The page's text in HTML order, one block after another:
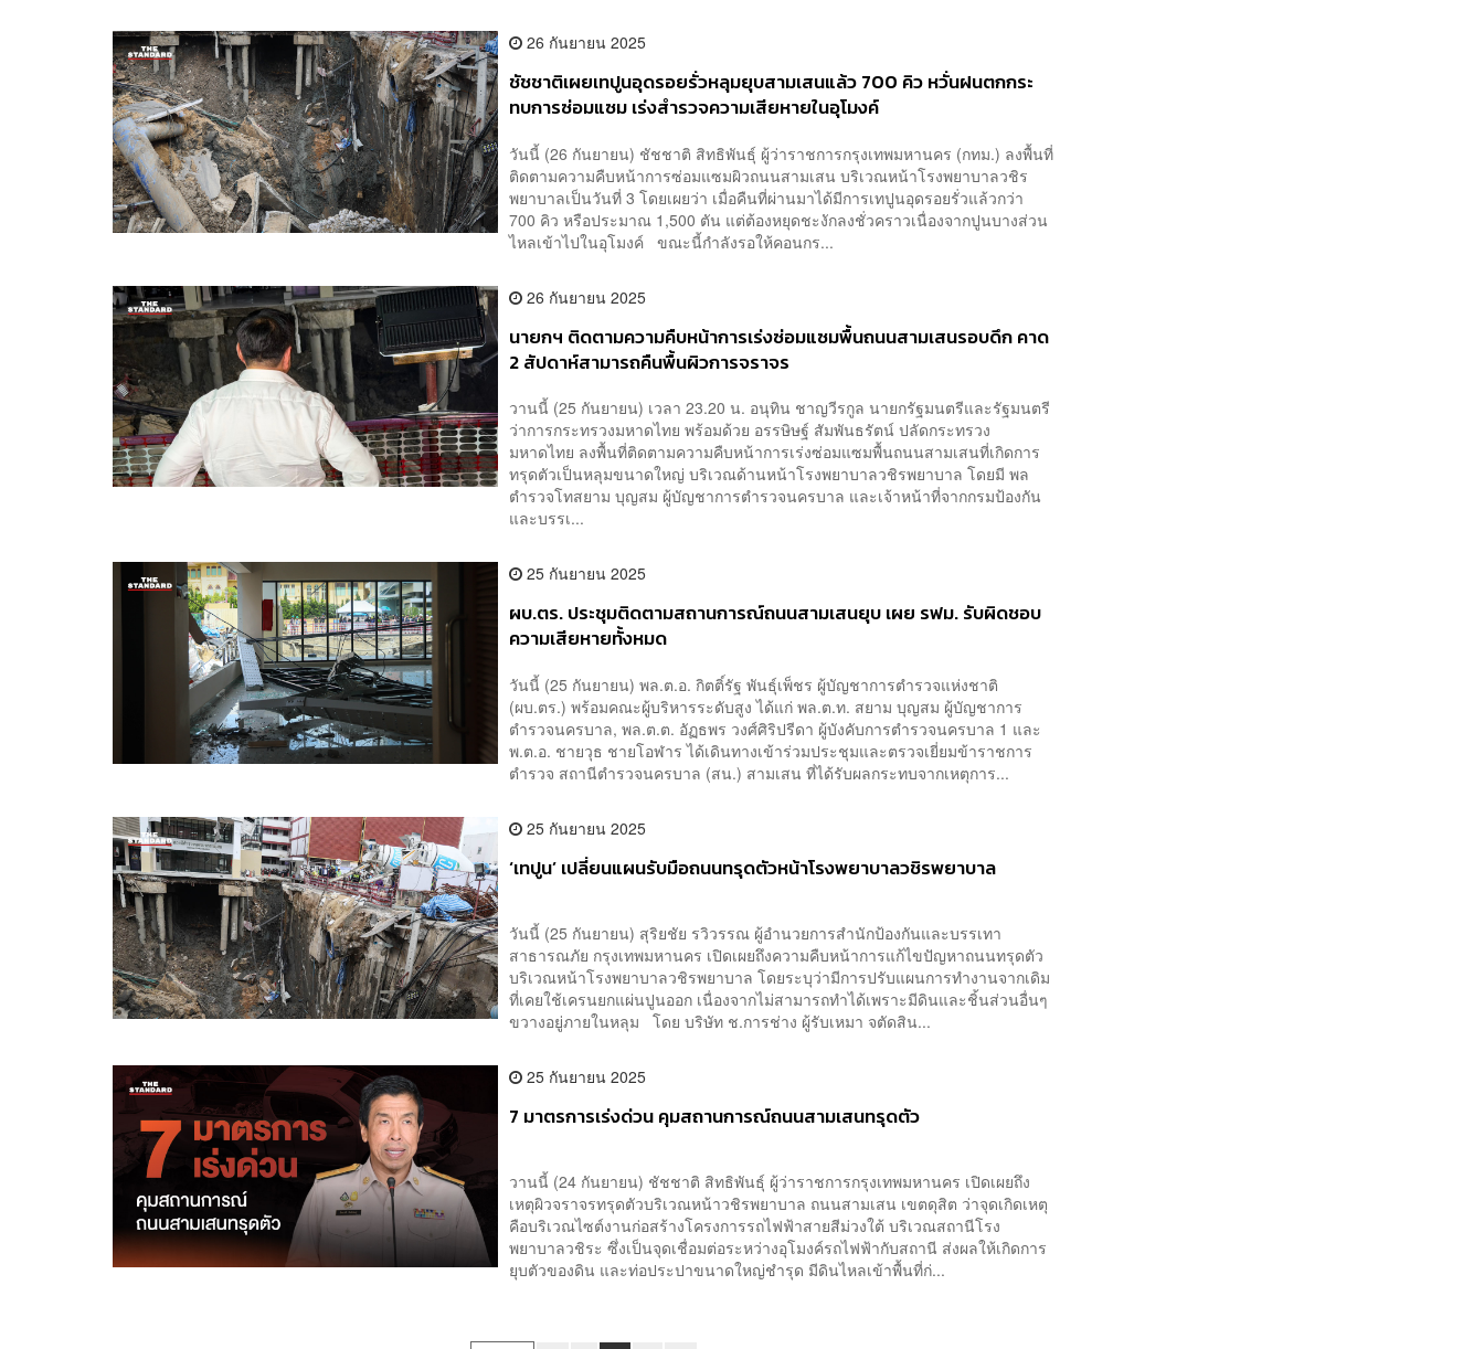
26 กันยายน 2025
ชัชชาติเผยเทปูนอุดรอยรั่วหลุมยุบสามเสนแล้ว 700 คิว หวั่นฝนตกกระ
ทบการซ่อมแซม เร่งสำรวจความเสียหายในอุโมงค์
วันนี้ (26 กันยายน) ชัชชาติ สิทธิพันธุ์ ผู้ว่าราชการกรุงเทพมหานคร (กทม.) ลงพื้นที่
ติดตามความคืบหน้าการซ่อมแซมผิวถนนสามเสน บริเวณหน้าโรงพยาบาลวชิร
พยาบาลเป็นวันที่ 3 โดยเผยว่า เมื่อคืนที่ผ่านมาได้มีการเทปูนอุดรอยรั่วแล้วกว่า
700 คิว หรือประมาณ 1,500 ตัน แต่ต้องหยุดชะงักลงชั่วคราวเนื่องจากปูนบางส่วน
ไหลเข้าไปในอุโมงค์ ขณะนี้กำลังรอให้คอนกร...
26 กันยายน 2025
นายกฯ ติดตามความคืบหน้าการเร่งซ่อมแซมพื้นถนนสามเสนรอบดึก คาด
2 สัปดาห์สามารถคืนพื้นผิวการจราจร
วานนี้ (25 กันยายน) เวลา 23.20 น. อนุทิน ชาญวีรกูล นายกรัฐมนตรีและรัฐมนตรี
ว่าการกระทรวงมหาดไทย พร้อมด้วย อรรษิษฐ์ สัมพันธรัตน์ ปลัดกระทรวง
มหาดไทย ลงพื้นที่ติดตามความคืบหน้าการเร่งซ่อมแซมพื้นถนนสามเสนที่เกิดการ
ทรุดตัวเป็นหลุมขนาดใหญ่ บริเวณด้านหน้าโรงพยาบาลวชิรพยาบาล โดยมี พล
ตำรวจโทสยาม บุญสม ผู้บัญชาการตำรวจนครบาล และเจ้าหน้าที่จากกรมป้องกัน
และบรรเ...
25 กันยายน 2025
ผบ.ตร. ประชุมติดตามสถานการณ์ถนนสามเสนยุบ เผย รฟม. รับผิดชอบ
ความเสียหายทั้งหมด
วันนี้ (25 กันยายน) พล.ต.อ. กิตติ์รัฐ พันธุ์เพ็ชร ผู้บัญชาการตำรวจแห่งชาติ
(ผบ.ตร.) พร้อมคณะผู้บริหารระดับสูง ได้แก่ พล.ต.ท. สยาม บุญสม ผู้บัญชาการ
ตำรวจนครบาล, พล.ต.ต. อัฏธพร วงศ์ศิริปรีดา ผู้บังคับการตำรวจนครบาล 1 และ
พ.ต.อ. ชายวุธ ชายโอฬาร ได้เดินทางเข้าร่วมประชุมและตรวจเยี่ยมข้าราชการ
ตำรวจ สถานีตำรวจนครบาล (สน.) สามเสน ที่ได้รับผลกระทบจากเหตุการ...
25 กันยายน 2025
‘เทปูน’ เปลี่ยนแผนรับมือถนนทรุดตัวหน้าโรงพยาบาลวชิรพยาบาล
วันนี้ (25 กันยายน) สุริยชัย รวิวรรณ ผู้อำนวยการสำนักป้องกันและบรรเทา
สาธารณภัย กรุงเทพมหานคร เปิดเผยถึงความคืบหน้าการแก้ไขปัญหาถนนทรุดตัว
บริเวณหน้าโรงพยาบาลวชิรพยาบาล โดยระบุว่ามีการปรับแผนการทำงานจากเดิม
ที่เคยใช้เครนยกแผ่นปูนออก เนื่องจากไม่สามารถทำได้เพราะมีดินและชิ้นส่วนอื่นๆ
ขวางอยู่ภายในหลุม โดย บริษัท ช.การช่าง ผู้รับเหมา จตัดสิน...
25 กันยายน 2025
7 มาตรการเร่งด่วน คุมสถานการณ์ถนนสามเสนทรุดตัว
วานนี้ (24 กันยายน) ชัชชาติ สิทธิพันธุ์ ผู้ว่าราชการกรุงเทพมหานคร เปิดเผยถึง
เหตุผิวจราจรทรุดตัวบริเวณหน้าวชิรพยาบาล ถนนสามเสน เขตดุสิต ว่าจุดเกิดเหตุ
คือบริเวณไซต์งานก่อสร้างโครงการรถไฟฟ้าสายสีม่วงใต้ บริเวณสถานีโรง
พยาบาลวชิระ ซึ่งเป็นจุดเชื่อมต่อระหว่างอุโมงค์รถไฟฟ้ากับสถานี ส่งผลให้เกิดการ
ยุบตัวของดิน และท่อประปาขนาดใหญ่ชำรุด มีดินไหลเข้าพื้นที่ก่...